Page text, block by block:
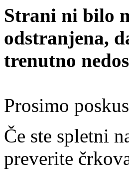
Strani ni bilo
odstranjena,
trenutno
Prosimo
Če ste spletni
preverite